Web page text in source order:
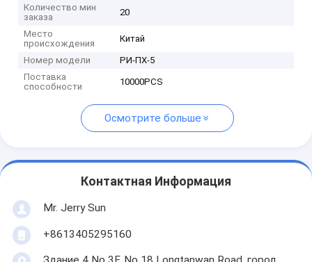
Количество мин
заказа
20
Место
происхождения
Китай
Номер модели
РИ-ПХ-5
Поставка
способности
10000PCS
Осмотрите больше
Контактная Информация
Mr. Jerry Sun
+8613405295160